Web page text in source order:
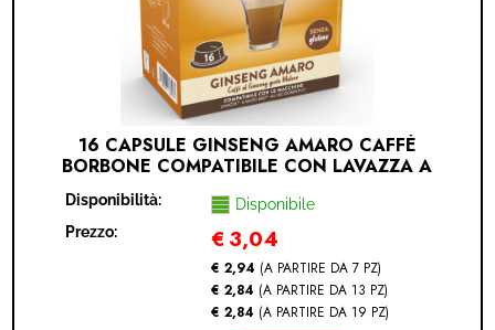
16 CAPSULE GINSENG AMARO CAFFÈ
BORBONE COMPATIBILE CON LAVAZZA A
MODO MIO (LAVAZZA A MODO MIO® -
GINSENG AMARO - 16 CAPSULE)
Disponibilità:
Disponibile
Prezzo:
€ 3,04
€ 2,94 (A PARTIRE DA 7 PZ)
€ 2,84 (A PARTIRE DA 13 PZ)
€ 2,84 (A PARTIRE DA 19 PZ)